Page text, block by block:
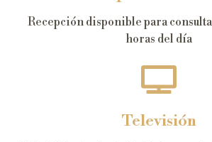
Recepción disponible para
horas del día
Televisión